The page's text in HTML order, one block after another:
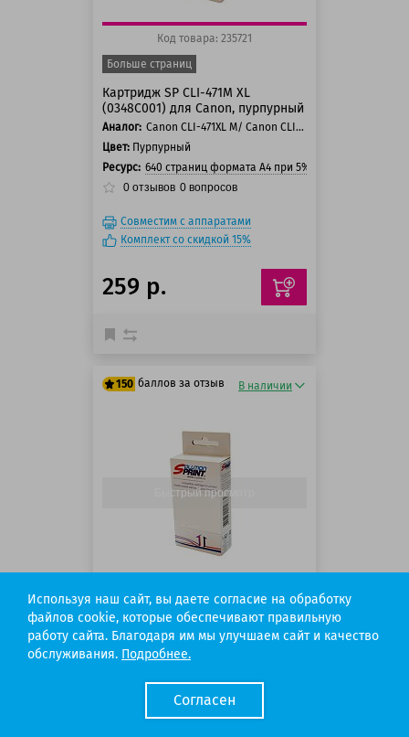
Код товара: 235721
Больше страниц
Картридж SP CLI-471M XL
(0348C001) для Canon, пурпурный
Аналог:
Canon CLI-471XL M/ Canon CLI-471M
Цвет: Пурпурный
Ресурс: 640 страниц формата А4 при 5% заполнении
0 отзывов 0 вопросов
Совместим с аппаратами
Комплект со скидкой 15%
259 р.
150 баллов за отзыв
150 баллов
В наличии
Быстрый просмотр
Больше страниц
Картридж SP CLI-471C XL
(0347C001) для Canon, голубой
Голубой
640 страниц формата А4 при 5% заполнении
Используя наш сайт, вы даете согласие на обработку
файлов cookie, которые обеспечивают правильную
работу сайта. Благодаря им мы улучшаем сайт и качество
обслуживания. Подробнее.
Согласен